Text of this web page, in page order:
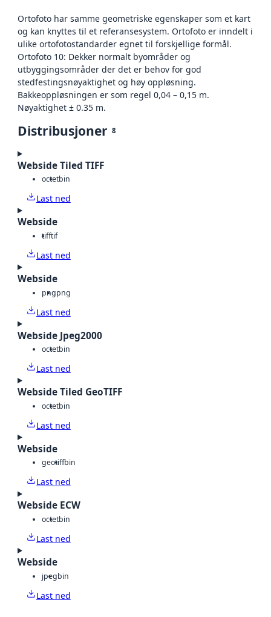
Ortofoto har samme geometriske egenskaper som et kart
og kan knyttes til et referansesystem. Ortofoto er inndelt i
ulike ortofotostandarder egnet til forskjellige formål.
Ortofoto 10: Dekker normalt byområder og
utbyggingsområder der det er behov for god
stedfestingsnøyaktighet og høy oppløsning.
Bakkeoppløsningen er som regel 0,04 – 0,15 m.
Nøyaktighet ± 0.35 m.
Distribusjoner 8
Webside Tiled TIFF
octetbin
Last ned
Webside
tifftif
Last ned
Webside
pngpng
Last ned
Webside Jpeg2000
octetbin
Last ned
Webside Tiled GeoTIFF
octetbin
Last ned
Webside
geotiffbin
Last ned
Webside ECW
octetbin
Last ned
Webside
jpegbin
Last ned